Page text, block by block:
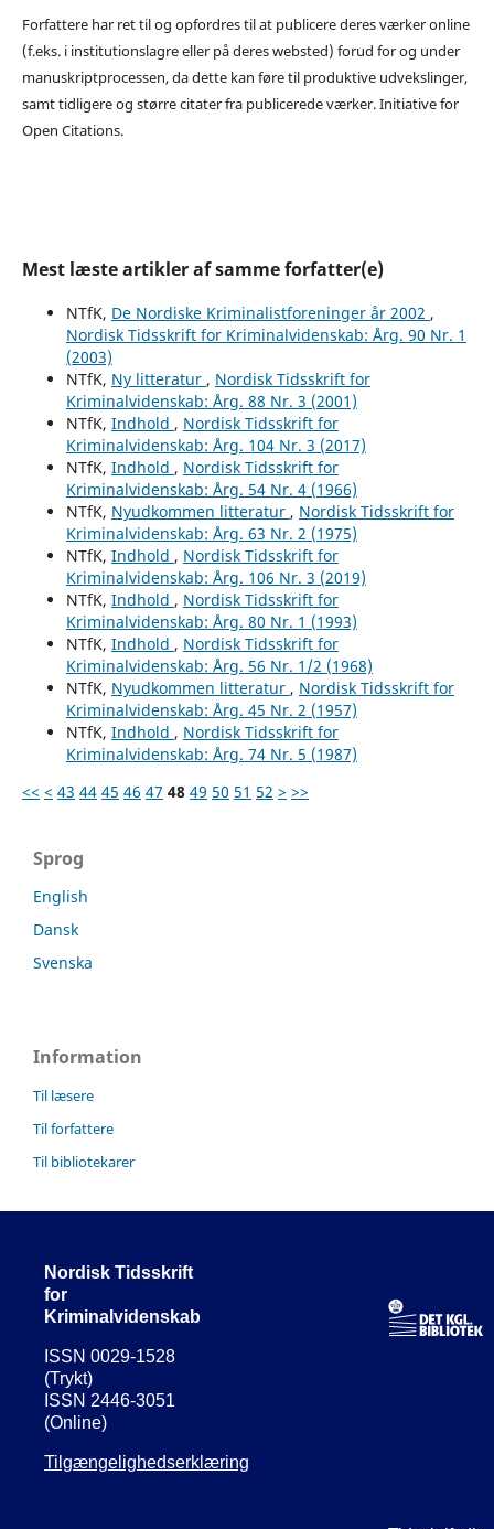
Forfattere har ret til og opfordres til at publicere deres værker online
(f.eks. i institutionslagre eller på deres websted) forud for og under
manuskriptprocessen, da dette kan føre til produktive udvekslinger,
samt tidligere og større citater fra publicerede værker. Initiative for
Open Citations.
Mest læste artikler af samme forfatter(e)
NTfK, De Nordiske Kriminalistforeninger år 2002 ,
Nordisk Tidsskrift for Kriminalvidenskab: Årg. 90 Nr. 1
(2003)
NTfK, Ny litteratur , Nordisk Tidsskrift for
Kriminalvidenskab: Årg. 88 Nr. 3 (2001)
NTfK, Indhold , Nordisk Tidsskrift for
Kriminalvidenskab: Årg. 104 Nr. 3 (2017)
NTfK, Indhold , Nordisk Tidsskrift for
Kriminalvidenskab: Årg. 54 Nr. 4 (1966)
NTfK, Nyudkommen litteratur , Nordisk Tidsskrift for
Kriminalvidenskab: Årg. 63 Nr. 2 (1975)
NTfK, Indhold , Nordisk Tidsskrift for
Kriminalvidenskab: Årg. 106 Nr. 3 (2019)
NTfK, Indhold , Nordisk Tidsskrift for
Kriminalvidenskab: Årg. 80 Nr. 1 (1993)
NTfK, Indhold , Nordisk Tidsskrift for
Kriminalvidenskab: Årg. 56 Nr. 1/2 (1968)
NTfK, Nyudkommen litteratur , Nordisk Tidsskrift for
Kriminalvidenskab: Årg. 45 Nr. 2 (1957)
NTfK, Indhold , Nordisk Tidsskrift for
Kriminalvidenskab: Årg. 74 Nr. 5 (1987)
<< < 43 44 45 46 47 48 49 50 51 52 > >>
Sprog
English
Dansk
Svenska
Information
Til læsere
Til forfattere
Til bibliotekarer
Nordisk Tidsskrift
for
Kriminalvidenskab
ISSN 0029-1528
(Trykt)
ISSN 2446-3051
(Online)
Tilgængelighedserklæring